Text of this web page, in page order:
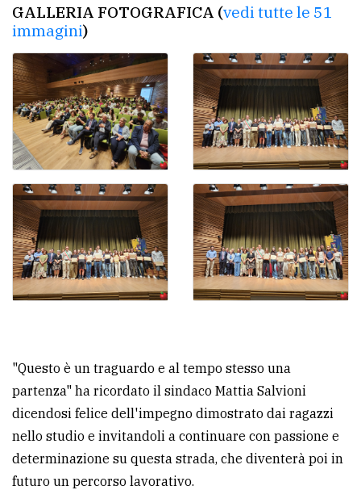
GALLERIA FOTOGRAFICA (vedi tutte le 51
immagini)
"Questo è un traguardo e al tempo stesso una
partenza" ha ricordato il sindaco Mattia Salvioni
dicendosi felice dell'impegno dimostrato dai ragazzi
nello studio e invitandoli a continuare con passione e
determinazione su questa strada, che diventerà poi in
futuro un percorso lavorativo.